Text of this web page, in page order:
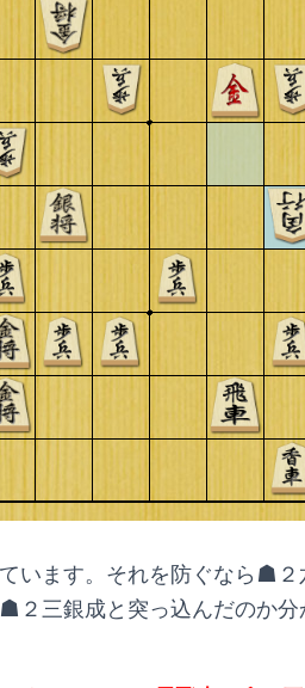
います。それを防ぐなら☗
三銀成と突っ込んだのか分